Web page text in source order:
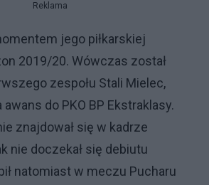
Reklama
jego piłkarskiej
2019/20. Wówczas został
zespołu Stali Mielec,
do PKO BP Ekstraklasy.
znajdował się w kadrze
nie doczekał się debiutu
natomiast w meczu Pucharu